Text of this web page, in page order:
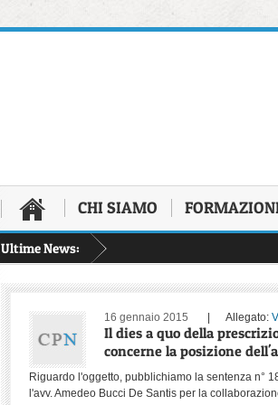
CHI SIAMO
Ultime News:
16 gennaio 2015 | Allegato:
Il dies a quo della
concerne la posizione
Riguardo l'oggetto, pubblichiamo la sentenza n°
l'avv. Amedeo Bucci De Santis per la